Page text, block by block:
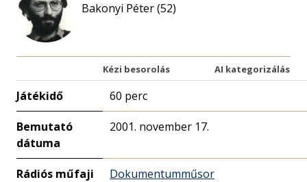
Bakonyi Péter (52)
Kézi besorolás AI kategorizálás
Játékidő 60 perc
Bemutató
dátuma
2001. november 17.
Rádiós műfaji
Dokumentumműsor